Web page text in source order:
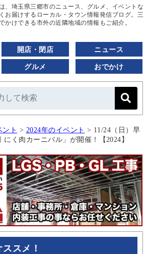
、埼玉県三郷市のニュース、グルメ、イベントな
お届けするローカル・タウン情報発信ブログ。三
かけできる市外の近隣地域の情報もご紹介。
開店・閉店 ニュース
グルメ おでかけ
ント > 2024年のイベント > 11/24（日）早
く肉カーニバル」が開催！【2024】
スメ！